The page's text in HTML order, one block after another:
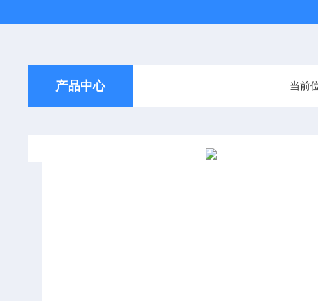
产品中心 当前